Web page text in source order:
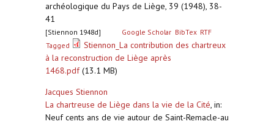
archéologique du Pays de Liège, 39 (1948), 38-
41
[Stiennon 1948d] Google Scholar BibTex RTF
Tagged
Stiennon_La contribution des chartreux
à la reconstruction de Liège après
1468.pdf(13.1 MB)
Jacques Stiennon
La chartreuse de Liège dans la vie de la Cité, in:
Neuf cents ans de vie autour de Saint-Remacle-au